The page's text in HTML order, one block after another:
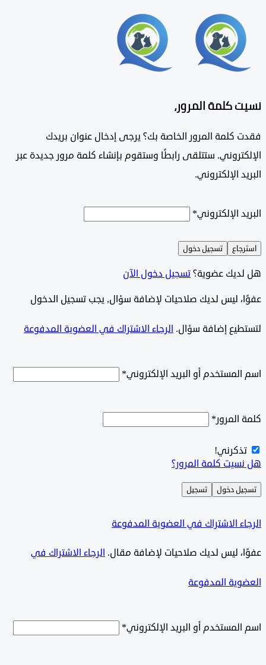
كلمة المرور،
كلمة المرور الخاصة بك؟ يرجى إدخال عنوان بريدك
ستتلقى رابطًا وستقوم بإنشاء كلمة مرور جديدة عبر
الإلكتروني.
الإلكتروني*
تسجيل دخول
عضوية؟تسجيل دخول الآن
ليس لديك صلاحيات لإضافة سؤال, يجب تسجيل الدخول
إضافة سؤال.الرجاء الاشتراك في العضوية المدفوعة
أو البريد الإلكتروني*
*
كلمة المرور؟
دخول تسجيل
الاشتراك في العضوية المدفوعة
ليس لديك صلاحيات لإضافة مقال.الرجاء الاشتراك في
المدفوعة
أو البريد الإلكتروني*